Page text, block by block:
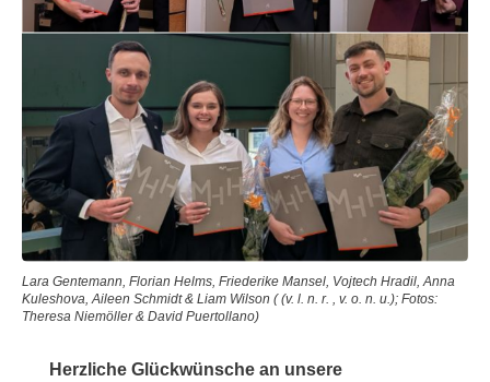
Lara Gentemann, Florian Helms, Friederike Mansel, Vojtech Hradil, Anna
Kuleshova, Aileen Schmidt & Liam Wilson ( (v. l. n. r. , v. o. n. u.); Fotos:
Theresa Niemöller & David Puertollano)
Herzliche Glückwünsche an unsere